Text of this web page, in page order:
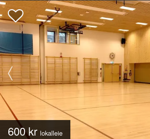
600 kr lokalleie